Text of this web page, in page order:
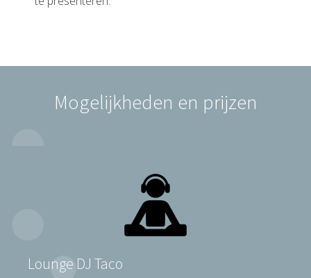
Mogelijkheden en prijzen
Lounge DJ Taco